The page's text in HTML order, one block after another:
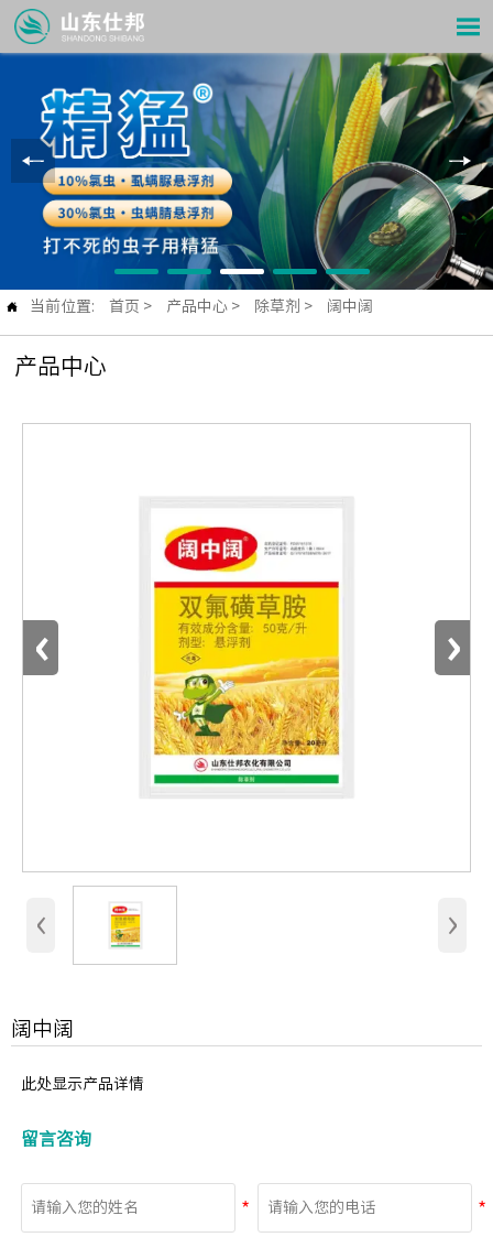

 当前位置: 首页 > 产品中心 > 除草剂 > 阔中阔
产品中心
‹ ›
‹ ›
阔中阔
此处显示产品详情
留言咨询